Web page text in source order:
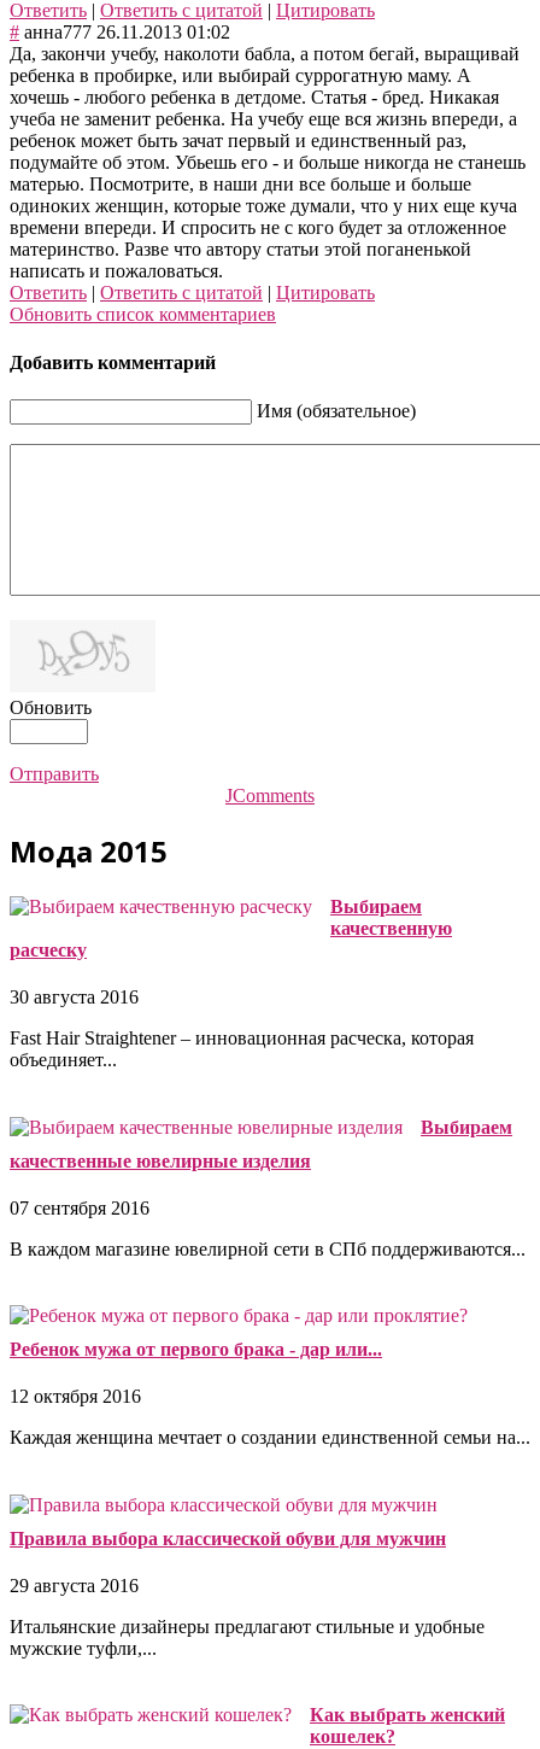
Ответить | Ответить с цитатой | Цитировать
# анна777 26.11.2013 01:02
Да, закончи учебу, наколоти бабла, а потом бегай, выращивай
ребенка в пробирке, или выбирай суррогатную маму. А
хочешь - любого ребенка в детдоме. Статья - бред. Никакая
учеба не заменит ребенка. На учебу еще вся жизнь впереди, а
ребенок может быть зачат первый и единственный раз,
подумайте об этом. Убьешь его - и больше никогда не станешь
матерью. Посмотрите, в наши дни все больше и больше
одиноких женщин, которые тоже думали, что у них еще куча
времени впереди. И спросить не с кого будет за отложенное
материнство. Разве что автору статьи этой поганенькой
написать и пожаловаться.
Ответить | Ответить с цитатой | Цитировать
Обновить список комментариев
Добавить комментарий
Имя (обязательное)
Обновить
Отправить
JComments
Мода 2015
Выбираем
качественную
расческу
30 августа 2016
Fast Hair Straightener – инновационная расческа, которая
объединяет...
Выбираем
качественные ювелирные изделия
07 сентября 2016
В каждом магазине ювелирной сети в СПб поддерживаются...
Ребенок мужа от первого брака - дар или...
12 октября 2016
Каждая женщина мечтает о создании единственной семьи на...
Правила выбора классической обуви для мужчин
29 августа 2016
Итальянские дизайнеры предлагают стильные и удобные
мужские туфли,...
Как выбрать женский
кошелек?